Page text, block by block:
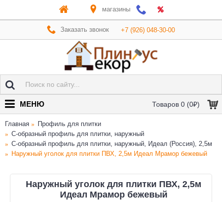
магазины
Заказать звонок +7 (926) 048-30-00
Товаров 0 (0₽)
МЕНЮ
Главная
Профиль для плитки
C-образный профиль для плитки, наружный
C-образный профиль для плитки, наружный, Идеал (Россия), 2,5м
Наружный уголок для плитки ПВХ, 2,5м Идеал Мрамор бежевый
Наружный уголок для плитки ПВХ, 2,5м
Идеал Мрамор бежевый